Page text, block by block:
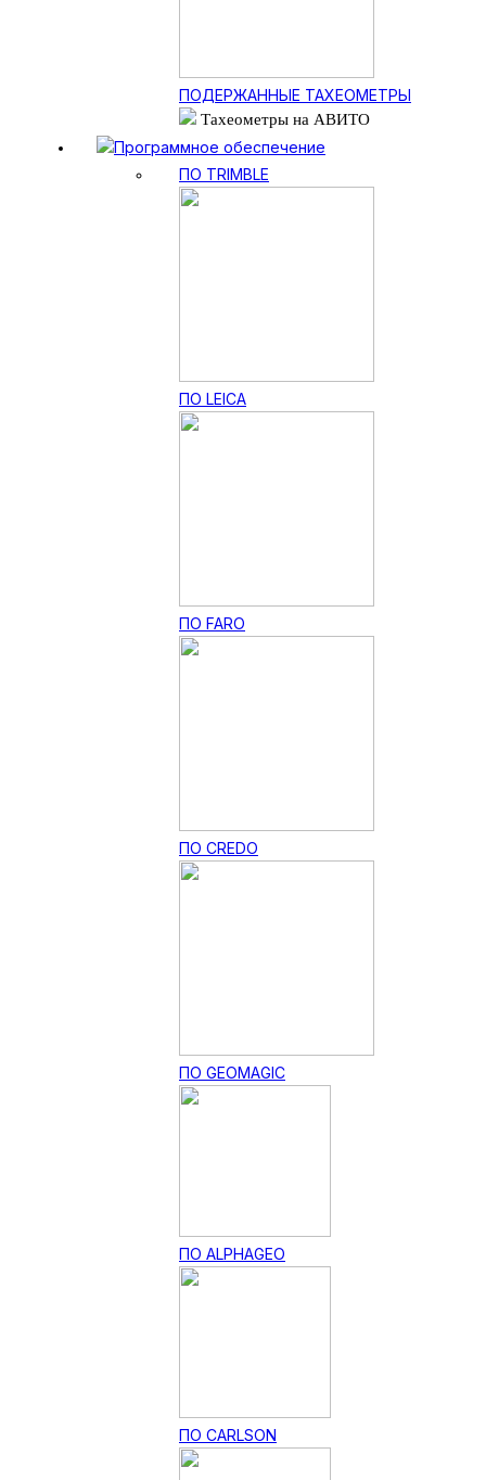
ПОДЕРЖАННЫЕ ТАХЕОМЕТРЫ
Тахеометры на АВИТО
Программное обеспечение
ПО TRIMBLE
ПО LEICA
ПО FARO
ПО CREDO
ПО GEOMAGIC
ПО ALPHAGEO
ПО CARLSON